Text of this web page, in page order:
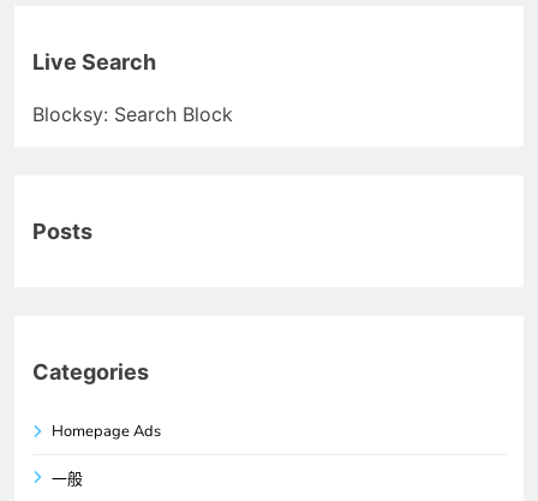
Live Search
Blocksy: Search Block
Posts
Categories
Homepage Ads
一般